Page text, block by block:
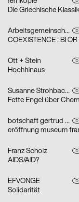
D
Arbeitsgemeinschaft für visuelle und verbale Kommunikation Uwe Loesch D
Ott + Stein D
Hochhinaus
Susanne Strohbach, Ralf Wolfermann D
botschaft gertrud nolte visuelle kommunikation und beratung D
Franz Scholz D
AIDS/AID?
EFVONGE D
Solidarität